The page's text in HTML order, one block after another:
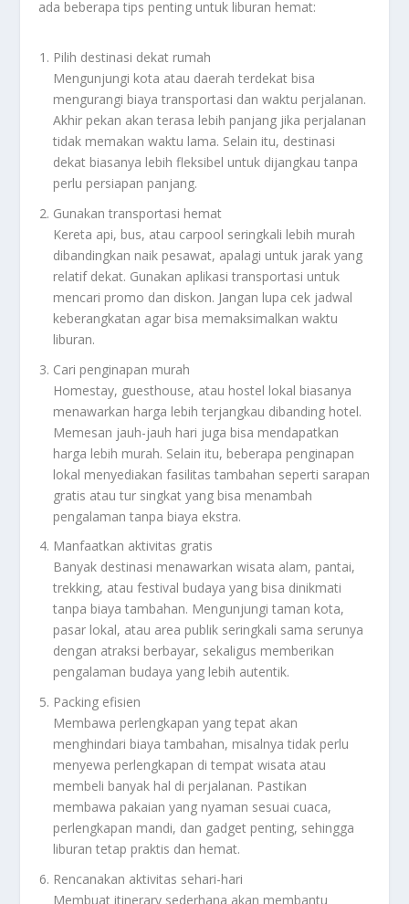
ada beberapa tips penting untuk liburan hemat:
Pilih destinasi dekat rumah
Mengunjungi kota atau daerah terdekat bisa
mengurangi biaya transportasi dan waktu perjalanan.
Akhir pekan akan terasa lebih panjang jika perjalanan
tidak memakan waktu lama. Selain itu, destinasi
dekat biasanya lebih fleksibel untuk dijangkau tanpa
perlu persiapan panjang.
Gunakan transportasi hemat
Kereta api, bus, atau carpool seringkali lebih murah
dibandingkan naik pesawat, apalagi untuk jarak yang
relatif dekat. Gunakan aplikasi transportasi untuk
mencari promo dan diskon. Jangan lupa cek jadwal
keberangkatan agar bisa memaksimalkan waktu
liburan.
Cari penginapan murah
Homestay, guesthouse, atau hostel lokal biasanya
menawarkan harga lebih terjangkau dibanding hotel.
Memesan jauh-jauh hari juga bisa mendapatkan
harga lebih murah. Selain itu, beberapa penginapan
lokal menyediakan fasilitas tambahan seperti sarapan
gratis atau tur singkat yang bisa menambah
pengalaman tanpa biaya ekstra.
Manfaatkan aktivitas gratis
Banyak destinasi menawarkan wisata alam, pantai,
trekking, atau festival budaya yang bisa dinikmati
tanpa biaya tambahan. Mengunjungi taman kota,
pasar lokal, atau area publik seringkali sama serunya
dengan atraksi berbayar, sekaligus memberikan
pengalaman budaya yang lebih autentik.
Packing efisien
Membawa perlengkapan yang tepat akan
menghindari biaya tambahan, misalnya tidak perlu
menyewa perlengkapan di tempat wisata atau
membeli banyak hal di perjalanan. Pastikan
membawa pakaian yang nyaman sesuai cuaca,
perlengkapan mandi, dan gadget penting, sehingga
liburan tetap praktis dan hemat.
Rencanakan aktivitas sehari-hari
Membuat itinerary sederhana akan membantu